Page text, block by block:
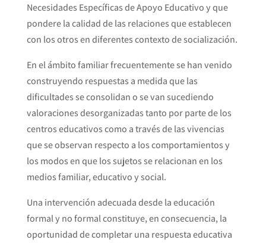
Necesidades Específicas de Apoyo Educativo y que
pondere la calidad de las relaciones que establecen
con los otros en diferentes contexto de socialización.
En el ámbito familiar frecuentemente se han venido
construyendo respuestas a medida que las
dificultades se consolidan o se van sucediendo
valoraciones desorganizadas tanto por parte de los
centros educativos como a través de las vivencias
que se observan respecto a los comportamientos y
los modos en que los sujetos se relacionan en los
medios familiar, educativo y social.
Una intervención adecuada desde la educación
formal y no formal constituye, en consecuencia, la
oportunidad de completar una respuesta educativa